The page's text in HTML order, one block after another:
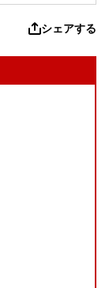
シェアする